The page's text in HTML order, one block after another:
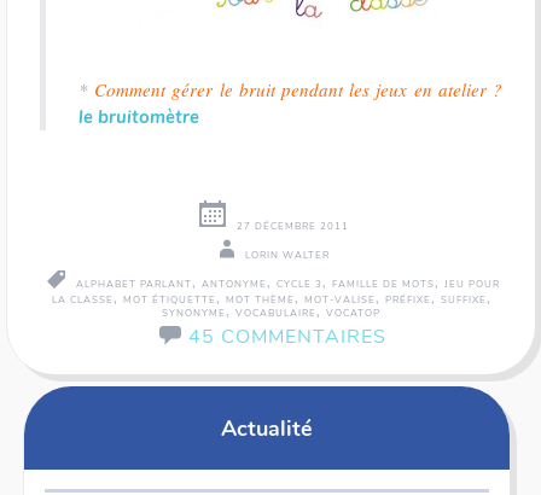
* Comment gérer le bruit pendant les jeux en atelier ?
le bruitomètre
27 DÉCEMBRE 2011
LORIN WALTER
ALPHABET PARLANT, ANTONYME , CYCLE 3 , FAMILLE DE MOTS, JEU POUR
LA CLASSE , MOT ÉTIQUETTE , MOT THÈME , MOT-VALISE , PRÉFIXE , SUFFIXE ,
SYNONYME , VOCABULAIRE , VOCATOP
45 COMMENTAIRES
Actualité